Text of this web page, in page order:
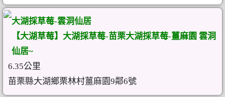
大湖採草莓-雲洞仙居
【大湖草莓】大湖採草莓-苗栗大湖採草莓-薑麻園 雲洞
仙居~
6.35公里
苗栗縣大湖鄉栗林村薑麻園9鄰6號